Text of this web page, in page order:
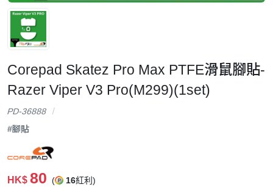
Corepad Skatez Pro Max PTFE滑鼠腳貼-
Razer Viper V3 Pro(M299)(1set)
PD-36888
#腳貼
HK$ 80 ( 16紅利)